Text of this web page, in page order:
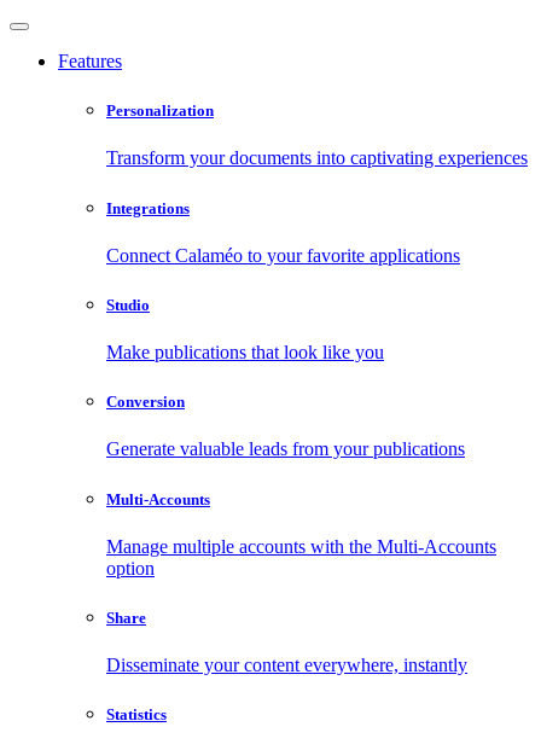
Features
Personalization
Transform your documents into captivating experiences
Integrations
Connect Calaméo to your favorite applications
Studio
Make publications that look like you
Conversion
Generate valuable leads from your publications
Multi-Accounts
Manage multiple accounts with the Multi-Accounts
option
Share
Disseminate your content everywhere, instantly
Statistics